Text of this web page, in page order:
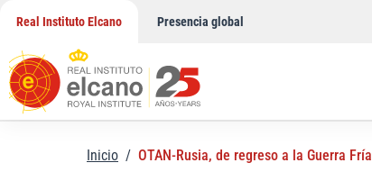
contenido
Real Instituto Elcano Presencia global
Inicio / OTAN-Rusia, de regreso a la Guerra Fría